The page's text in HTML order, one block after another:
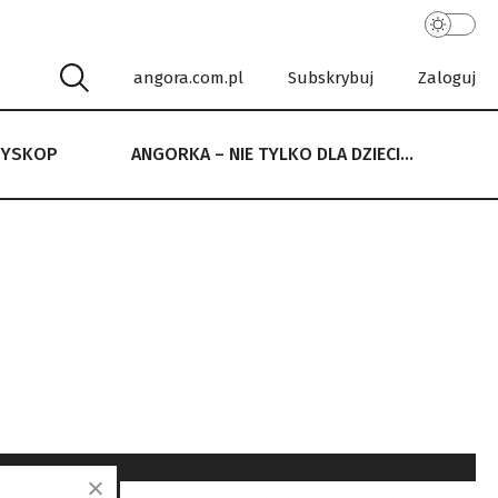
angora.com.pl Subskrybuj Zaloguj
ANGORKA – NIE TYLKO DLA DZIECI…
NIE TYLKO DLA DZIECI…